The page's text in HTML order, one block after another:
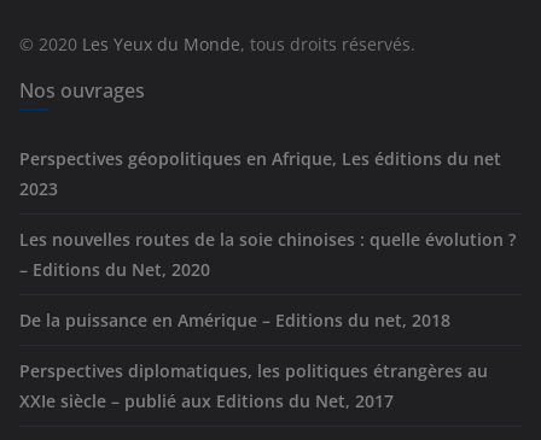
e
s
© 2020 Les Yeux du Monde, tous droits réservés.
Nos ouvrages
Perspectives géopolitiques en Afrique, Les éditions du net
2023
Les nouvelles routes de la soie chinoises : quelle évolution ?
– Editions du Net, 2020
De la puissance en Amérique – Editions du net, 2018
Perspectives diplomatiques, les politiques étrangères au
XXIe siècle – publié aux Editions du Net, 2017